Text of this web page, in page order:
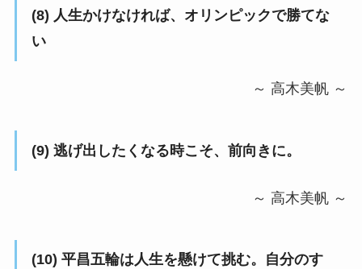
(8) 人生かけなければ、オリンピックで勝てな
い
～ 高木美帆 ～
(9) 逃げ出したくなる時こそ、前向きに。
～ 高木美帆 ～
(10) 平昌五輪は人生を懸けて挑む。自分のす